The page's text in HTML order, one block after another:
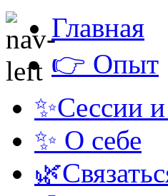
Главная
👉 Опыт
✨Сессии
✨ О себе